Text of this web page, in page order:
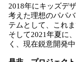
2018年にキッズデ
考えた理想のパパ
テムとして、これ
そして2021年夏に
く、現在鋭意開発中